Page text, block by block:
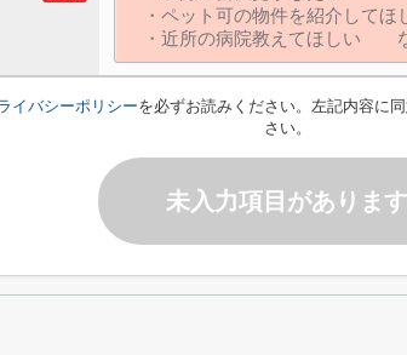
イバシーポリシーを必ずお読みください。左記内容に
さい。
未入力項目があります